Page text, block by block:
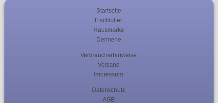
Startseite
Fischfutter
Hausmarke
Dennerle
Verbraucherhinweise
Versand
Impressum
Datenschutz
AGB